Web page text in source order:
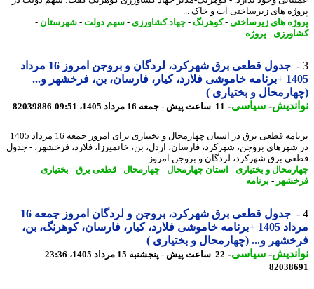
های زیرساختی آب و خاک ...
های زیرساختی-کوهرنگ-جهاد کشاورزی- سهم دولت-شهرستان-
- پروژه
جدول قطعی برق شهرکرد، لردگان و بروجن امروز 16 مرداد
1405 +برنامه خاموشی فلارد، کیار، فارسان، بن، فرخشهر و...
و بختیاری )
-سیاسی-11 ساعت پیش - جمعه 16 مرداد 1405، 09:51 82039886
برنامه قطعی برق در استان چهارمحال و بختیاری برای امروز جمعه 16 مرداد 1405
بروجن، شهرکرد، فارسان، اردل، بن، خانمیرزا، فلارد، فرخشهر، - جدول
برق شهرکرد، لردگان و بروجن امروز ...
و بختیاری- استان چهارمحال-چهارمحال-قطعی برق - بختیاری-
-برنامه
جدول قطعی برق شهرکرد، بروجن و لردگان امروز جمعه 16
مرداد 1405 +برنامه خاموشی فلارد، کیار، فارسان، کوهرنگ، بن،
و... (چهارمحال و بختیاری )
-سیاسی-22 ساعت پیش - پنجشنبه 15 مرداد 1405، 23:36